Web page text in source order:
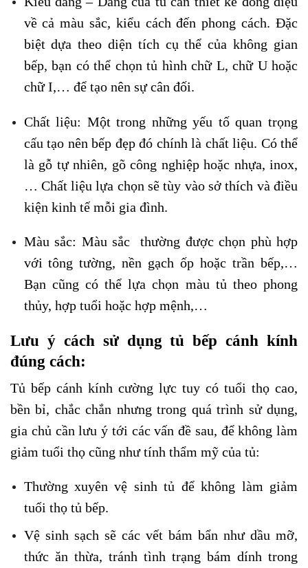
về cả màu sắc, kiểu cách đến phong cách. Đặc
biệt dựa theo diện tích cụ thể của không gian
bếp, bạn có thể chọn tủ hình chữ L, chữ U hoặc
chữ I,… để tạo nên sự cân đối.
Chất liệu: Một trong những yếu tố quan trọng
cấu tạo nên bếp đẹp đó chính là chất liệu. Có thể
là gỗ tự nhiên, gõ công nghiệp hoặc nhựa, inox,
… Chất liệu lựa chọn sẽ tùy vào sở thích và điều
kiện kinh tế mỗi gia đình.
Màu sắc: Màu sắc thường được chọn phù hợp
với tông tường, nền gạch ốp hoặc trần bếp,…
Bạn cũng có thể lựa chọn màu tủ theo phong
thủy, hợp tuổi hoặc hợp mệnh,…
Lưu ý cách sử dụng tủ bếp cánh kính
đúng cách:
Tủ bếp cánh kính cường lực tuy có tuổi thọ cao,
bền bỉ, chắc chắn nhưng trong quá trình sử dụng,
gia chủ cần lưu ý tới các vấn đề sau, để không làm
giảm tuổi thọ cũng như tính thẩm mỹ của tủ:
Thường xuyên vệ sinh tủ để không làm giảm
tuổi thọ tủ bếp.
Vệ sinh sạch sẽ các vết bám bẩn như dầu mỡ,
thức ăn thừa, tránh tình trạng bám dính trong